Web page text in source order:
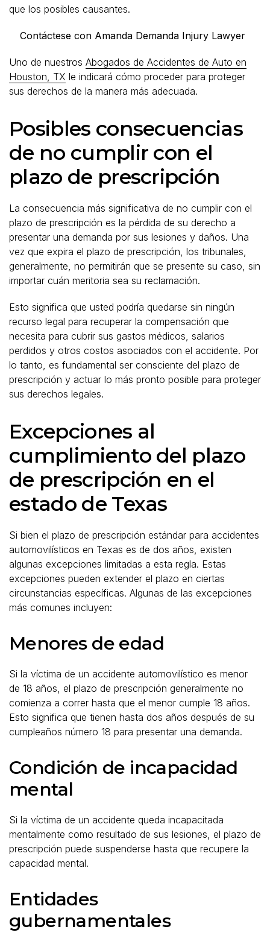
que los posibles causantes.
Contáctese con Amanda Demanda Injury Lawyer
Uno de nuestros Abogados de Accidentes de Auto en
Houston, TX le indicará cómo proceder para proteger
sus derechos de la manera más adecuada.
Posibles consecuencias
de no cumplir con el
plazo de prescripción
La consecuencia más significativa de no cumplir con el
plazo de prescripción es la pérdida de su derecho a
presentar una demanda por sus lesiones y daños. Una
vez que expira el plazo de prescripción, los tribunales,
generalmente, no permitirán que se presente su caso, sin
importar cuán meritoria sea su reclamación.
Esto significa que usted podría quedarse sin ningún
recurso legal para recuperar la compensación que
necesita para cubrir sus gastos médicos, salarios
perdidos y otros costos asociados con el accidente. Por
lo tanto, es fundamental ser consciente del plazo de
prescripción y actuar lo más pronto posible para proteger
sus derechos legales.
Excepciones al
cumplimiento del plazo
de prescripción en el
estado de Texas
Si bien el plazo de prescripción estándar para accidentes
automovilísticos en Texas es de dos años, existen
algunas excepciones limitadas a esta regla. Estas
excepciones pueden extender el plazo en ciertas
circunstancias específicas. Algunas de las excepciones
más comunes incluyen:
Menores de edad
Si la víctima de un accidente automovilístico es menor
de 18 años, el plazo de prescripción generalmente no
comienza a correr hasta que el menor cumple 18 años.
Esto significa que tienen hasta dos años después de su
cumpleaños número 18 para presentar una demanda.
Condición de incapacidad
mental
Si la víctima de un accidente queda incapacitada
mentalmente como resultado de sus lesiones, el plazo de
prescripción puede suspenderse hasta que recupere la
capacidad mental.
Entidades
gubernamentales